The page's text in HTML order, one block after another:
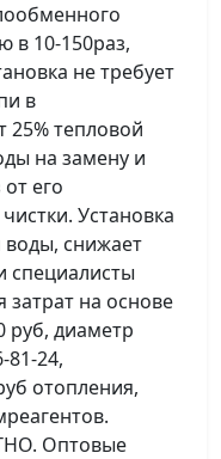
в 10-150раз,
не требует
в
тепловой
на замену и
его
Установка
снижает
специалисты
затрат на основе
руб, диаметр
81-24,
отопления,
Оптовые